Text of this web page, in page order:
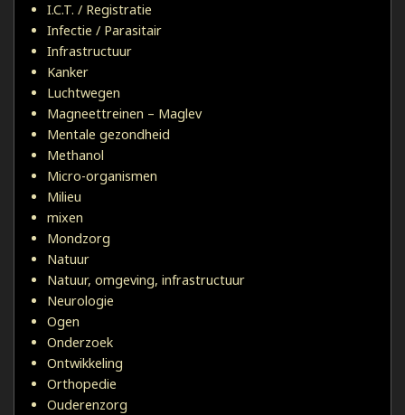
I.C.T. / Registratie
Infectie / Parasitair
Infrastructuur
Kanker
Luchtwegen
Magneettreinen – Maglev
Mentale gezondheid
Methanol
Micro-organismen
Milieu
mixen
Mondzorg
Natuur
Natuur, omgeving, infrastructuur
Neurologie
Ogen
Onderzoek
Ontwikkeling
Orthopedie
Ouderenzorg